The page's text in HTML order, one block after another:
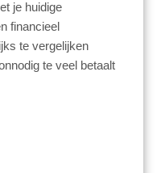
je huidige
financieel
te vergelijken
te veel betaalt